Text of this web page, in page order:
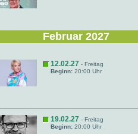
Februar 2027
12.02.27 - Freitag
Beginn: 20:00 Uhr
19.02.27 - Freitag
Beginn: 20:00 Uhr